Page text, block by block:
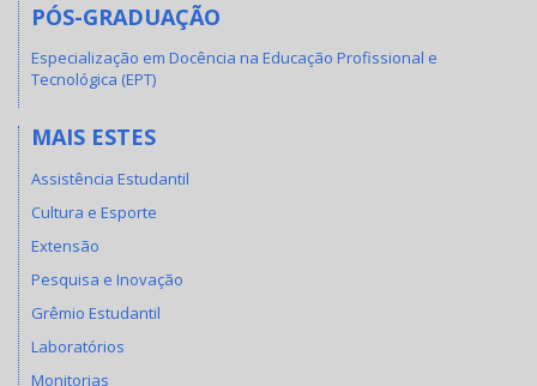
PÓS-GRADUAÇÃO
Especialização em Docência na Educação Profissional e
Tecnológica (EPT)
MAIS ESTES
Assistência Estudantil
Cultura e Esporte
Extensão
Pesquisa e Inovação
Grêmio Estudantil
Laboratórios
Monitorias